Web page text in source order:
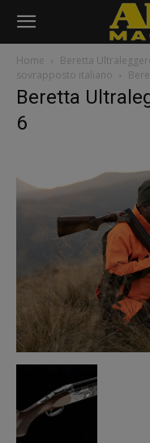
Home
Beretta
sovrapposto italiano
Beretta
6